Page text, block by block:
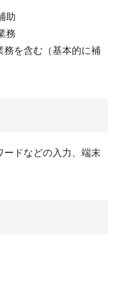
助
務
を含む（基本的に補
ドなどの入力、端末